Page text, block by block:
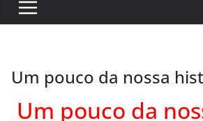
Um pouco da nossa
Um pouco da